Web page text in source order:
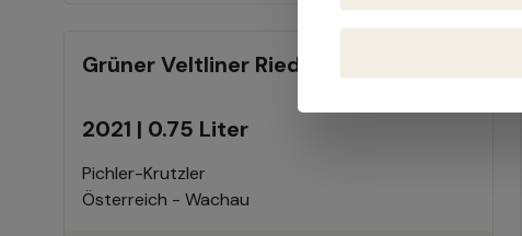
Grüner Veltliner Ried Wunderburg
2021 | 0.75 Liter
Pichler-Krutzler
Österreich - Wachau